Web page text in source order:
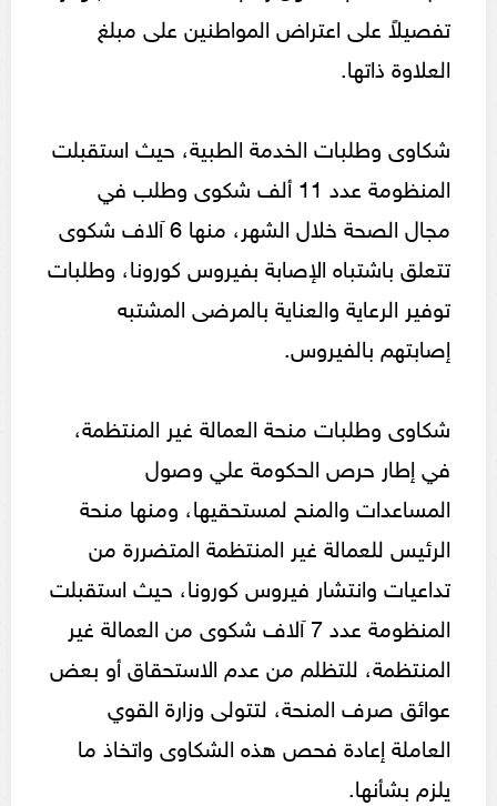
تفصيلاً على اعتراض المواطنين على مبلغ
العلاوة ذاتها.
شكاوى وطلبات الخدمة الطبية، حيث استقبلت
المنظومة عدد 11 ألف شكوى وطلب في
مجال الصحة خلال الشهر، منها 6 آلاف شكوى
تتعلق باشتباه الإصابة بفيروس كورونا، وطلبات
توفير الرعاية والعناية بالمرضى المشتبه
إصابتهم بالفيروس.
شكاوى وطلبات منحة العمالة غير المنتظمة،
في إطار حرص الحكومة علي وصول
المساعدات والمنح لمستحقيها، ومنها منحة
الرئيس للعمالة غير المنتظمة المتضررة من
تداعيات وانتشار فيروس كورونا، حيث استقبلت
المنظومة عدد 7 آلاف شكوى من العمالة غير
المنتظمة، للتظلم من عدم الاستحقاق أو بعض
عوائق صرف المنحة، لتتولى وزارة القوي
العاملة إعادة فحص هذه الشكاوى واتخاذ ما
يلزم بشأنها.